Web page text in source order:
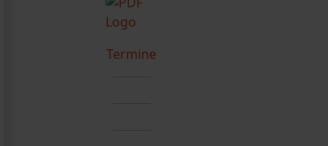
Termine